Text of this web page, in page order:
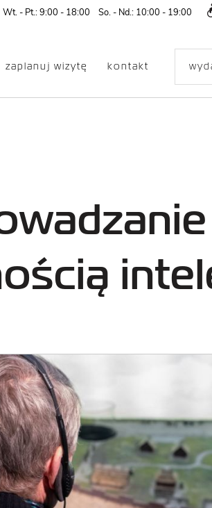
DLA SENIOREK
ZWIEDZANIE
GRUPOWE
LATO - OFERTA DLA
GRUP
ZORGANIZOWANYCH
Wt. - Pt.: 9:00 - 18:00 So. - Nd.: 10:00 - 19:00
zaplanuj wizytę kontakt